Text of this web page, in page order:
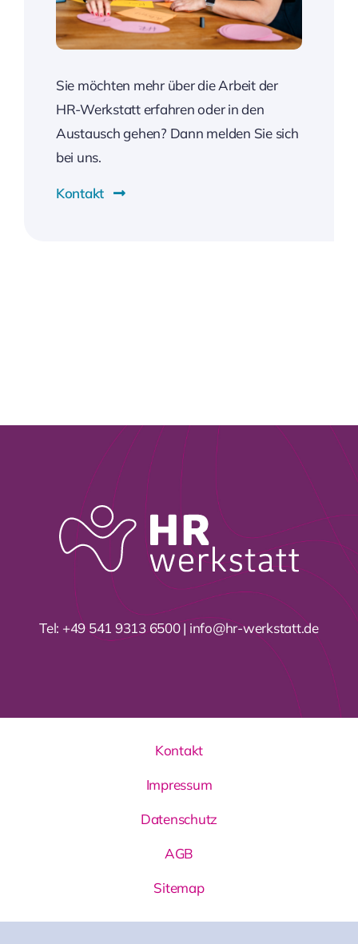
Sie möchten mehr über die Arbeit der
HR-Werkstatt erfahren oder in den
Austausch gehen? Dann melden Sie sich
bei uns.
Kontakt
Tel: +49 541 9313 6500| info@hr-werkstatt.de
Kontakt
Impressum
Datenschutz
AGB
Sitemap